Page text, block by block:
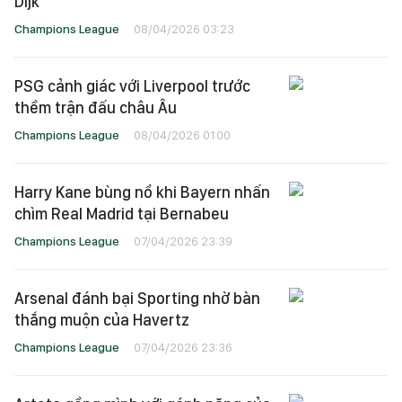
Champions League 08/04/2026 03:23
PSG cảnh giác với Liverpool trước
thềm trận đấu châu Âu
Champions League 08/04/2026 01:00
Harry Kane bùng nổ khi Bayern nhấn
chìm Real Madrid tại Bernabeu
Champions League 07/04/2026 23:39
Arsenal đánh bại Sporting nhờ bàn
thắng muộn của Havertz
Champions League 07/04/2026 23:36